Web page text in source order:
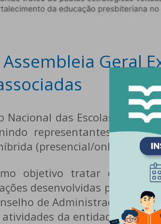
Assembleia Geral
Nacional das Escolas
representantes de
(presencial/online).
objetivo tratar de
desenvolvidas pela
de Administração e
da entidade e